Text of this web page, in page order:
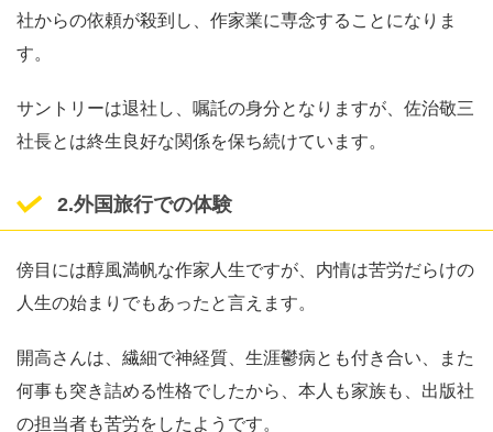
社からの依頼が殺到し、作家業に専念することになりま
す。
サントリーは退社し、嘱託の身分となりますが、佐治敬三
社長とは終生良好な関係を保ち続けています。
2.外国旅行での体験
傍目には醇風満帆な作家人生ですが、内情は苦労だらけの
人生の始まりでもあったと言えます。
開高さんは、繊細で神経質、生涯鬱病とも付き合い、また
何事も突き詰める性格でしたから、本人も家族も、出版社
の担当者も苦労をしたようです。